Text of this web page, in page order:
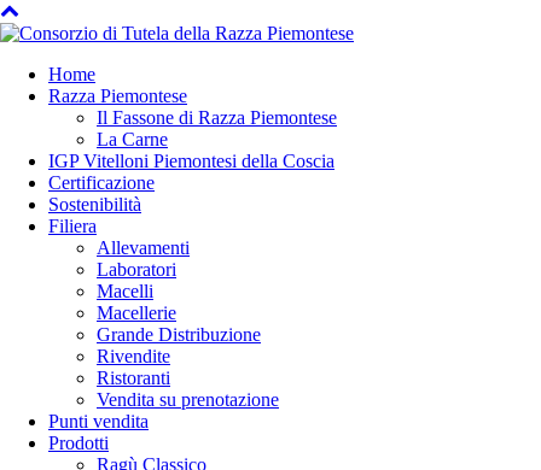
Home
Razza Piemontese
Il Fassone di Razza Piemontese
La Carne
IGP Vitelloni Piemontesi della Coscia
Certificazione
Sostenibilità
Filiera
Allevamenti
Laboratori
Macelli
Macellerie
Grande Distribuzione
Rivendite
Ristoranti
Vendita su prenotazione
Punti vendita
Prodotti
Ragù Classico